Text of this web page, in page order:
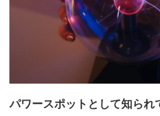
パワースポットとして知られ